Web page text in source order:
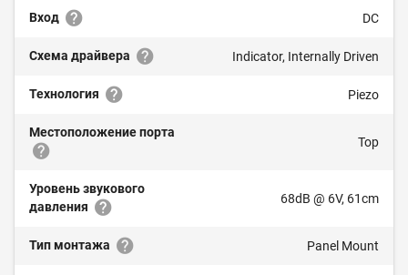
Вход DC
Схема драйвера Indicator, Internally Driven
Технология Piezo
Местоположение порта
Top
Уровень звукового
давления
68dB @ 6V, 61cm
Тип монтажа Panel Mount